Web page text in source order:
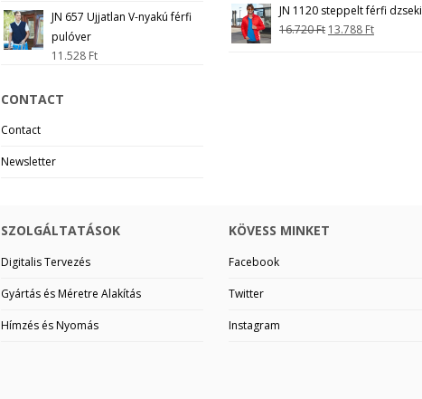
JN 657 Ujjatlan V-nyakú férfi
pulóver
11.528 Ft
CONTACT
Contact
Newsletter
JN 1120 steppelt férfi dzseki
16.720Ft 13.788 Ft
SZOLGÁLTATÁSOK
Digitalis Tervezés
Gyártás és Méretre Alakítás
Hímzés és Nyomás
KÖVESS MINKET
Facebook
Twitter
Instagram